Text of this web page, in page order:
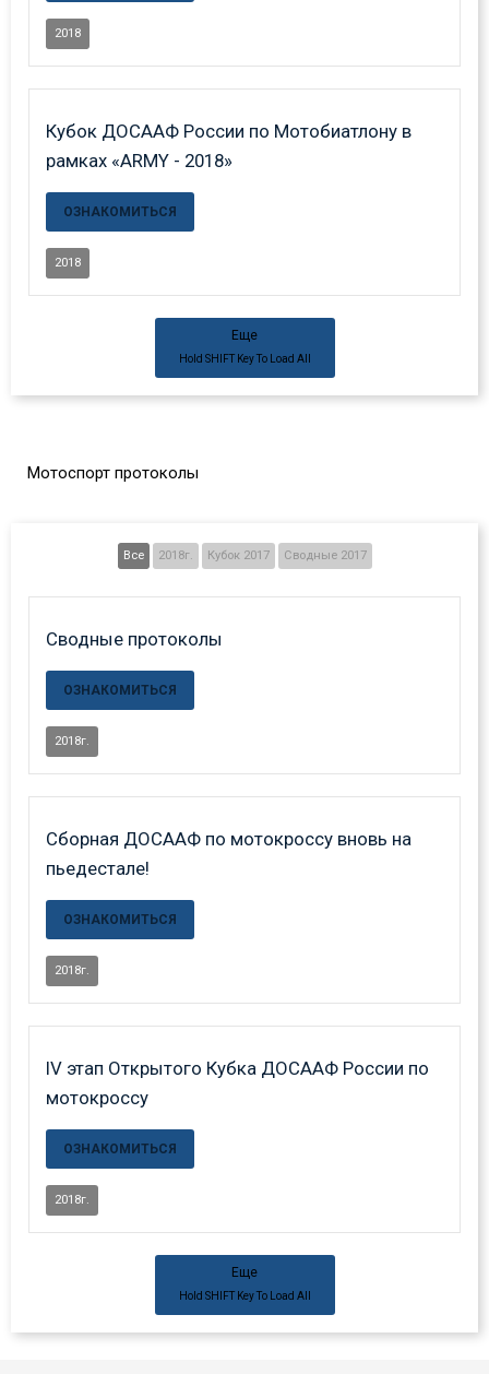
2018
Кубок ДОСААФ России по Мотобиатлону в
рамках «ARMY - 2018»
ОЗНАКОМИТЬСЯ
2018
Еще
Hold SHIFTKey To Load All
Мотоспорт протоколы
Все 2018г. Кубок 2017 Сводные 2017
Сводные протоколы
ОЗНАКОМИТЬСЯ
2018г.
Сборная ДОСААФ по мотокроссу вновь на
пьедестале!
ОЗНАКОМИТЬСЯ
2018г.
IV этап Открытого Кубка ДОСААФ России по
мотокроссу
ОЗНАКОМИТЬСЯ
2018г.
Еще
Hold SHIFTKey To Load All